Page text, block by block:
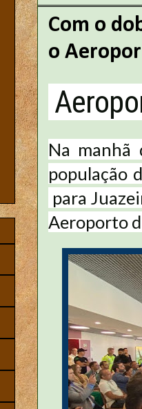
Com o
o
Na manhã
população
para
Aeroporto